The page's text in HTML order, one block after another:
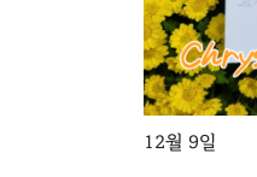
12월 9일